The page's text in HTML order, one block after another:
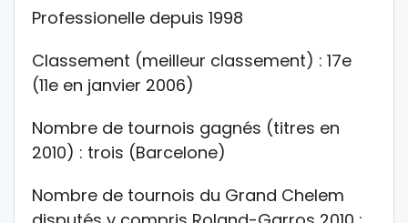
Professionelle depuis 1998
Classement (meilleur classement) : 17e
(11e en janvier 2006)
Nombre de tournois gagnés (titres en
2010) : trois (Barcelone)
Nombre de tournois du Grand Chelem